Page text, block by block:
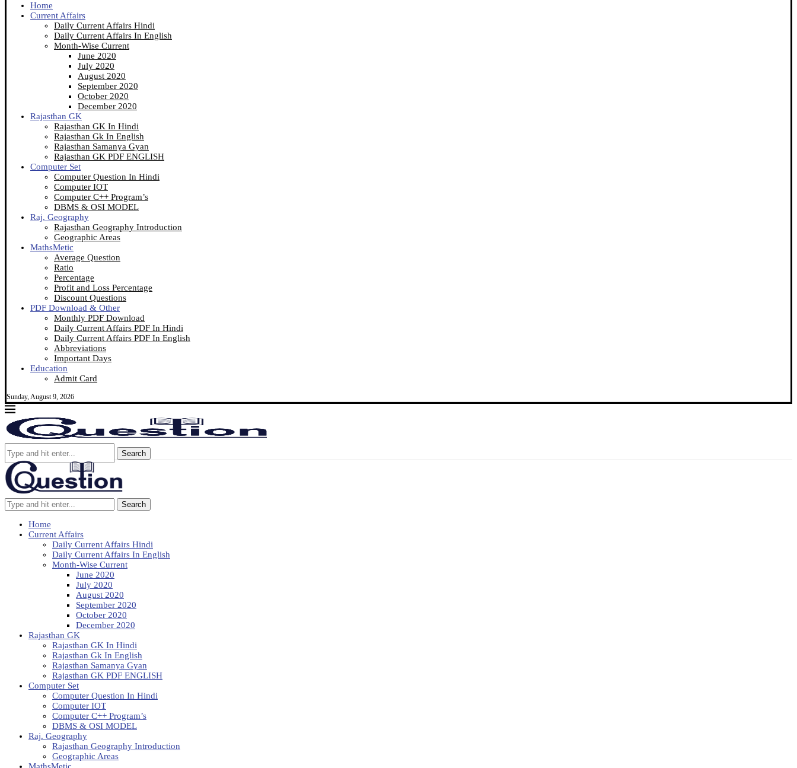
Home
Current Affairs
Daily Current Affairs Hindi
Daily Current Affairs In English
Month-Wise Current
June 2020
July 2020
August 2020
September 2020
October 2020
December 2020
Rajasthan GK
Rajasthan GK In Hindi
Rajasthan Gk In English
Rajasthan Samanya Gyan
Rajasthan GK PDF ENGLISH
Computer Set
Computer Question In Hindi
Computer IOT
Computer C++ Program’s
DBMS & OSI MODEL
Raj. Geography
Rajasthan Geography Introduction
Geographic Areas
MathsMetic
Average Question
Ratio
Percentage
Profit and Loss Percentage
Discount Questions
PDF Download & Other
Monthly PDF Download
Daily Current Affairs PDF In Hindi
Daily Current Affairs PDF In English
Abbreviations
Important Days
Education
Admit Card
Sunday, August 9, 2026
Search
Search
Home
Current Affairs
Daily Current Affairs Hindi
Daily Current Affairs In English
Month-Wise Current
June 2020
July 2020
August 2020
September 2020
October 2020
December 2020
Rajasthan GK
Rajasthan GK In Hindi
Rajasthan Gk In English
Rajasthan Samanya Gyan
Rajasthan GK PDF ENGLISH
Computer Set
Computer Question In Hindi
Computer IOT
Computer C++ Program’s
DBMS & OSI MODEL
Raj. Geography
Rajasthan Geography Introduction
Geographic Areas